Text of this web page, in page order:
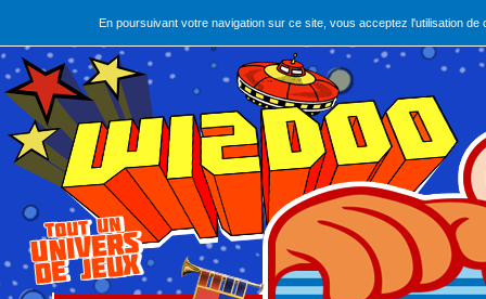
En poursuivant votre navigation sur ce site, vous acceptez l'utilisation